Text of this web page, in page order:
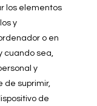
los elementos
y
o en
cuando sea,
y
de suprimir,
de